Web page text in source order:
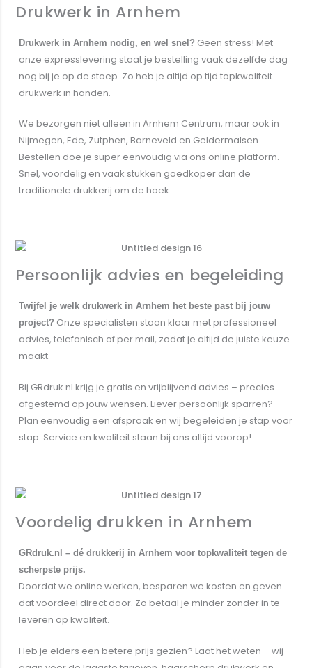
Drukwerk in Arnhem
Drukwerk in Arnhem nodig, en wel snel? Geen stress! Met
onze expresslevering staat je bestelling vaak dezelfde dag
nog bij je op de stoep. Zo heb je altijd op tijd topkwaliteit
drukwerk in handen.
We bezorgen niet alleen in Arnhem Centrum, maar ook in
Nijmegen, Ede, Zutphen, Barneveld en Geldermalsen.
Bestellen doe je super eenvoudig via ons online platform.
Snel, voordelig en vaak stukken goedkoper dan de
traditionele drukkerij om de hoek.
Persoonlijk advies en begeleiding
Twijfel je welk drukwerk in Arnhem het beste past bij jouw
project? Onze specialisten staan klaar met professioneel
advies, telefonisch of per mail, zodat je altijd de juiste keuze
maakt.
Bij GRdruk.nl krijg je gratis en vrijblijvend advies – precies
afgestemd op jouw wensen. Liever persoonlijk sparren?
Plan eenvoudig een afspraak en wij begeleiden je stap voor
stap. Service en kwaliteit staan bij ons altijd voorop!
Voordelig drukken in Arnhem
GRdruk.nl – dé drukkerij in Arnhem voor topkwaliteit tegen de
scherpste prijs.
Doordat we online werken, besparen we kosten en geven
dat voordeel direct door. Zo betaal je minder zonder in te
leveren op kwaliteit.
Heb je elders een betere prijs gezien? Laat het weten – wij